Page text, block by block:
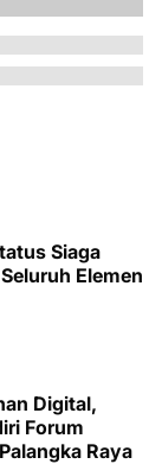
Siaga
Elemen
Digital,
Forum
Raya